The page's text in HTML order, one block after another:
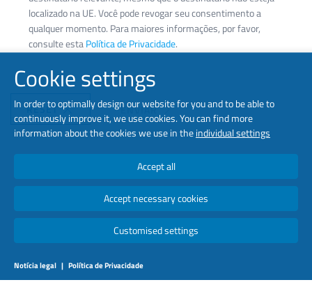
localizado na UE. Você pode revogar seu consentimento a
qualquer momento. Para maiores informações, por favor,
consulte estaPolítica de Privacidade.
RESET ENVIAR
Cookie settings
In order to optimally design our website for you and to be able to
continuously improve it, we use cookies. You can find more
information about the cookies we use in theindividual settings
Accept all
Accept necessary cookies
Notícia legal | Política de Privacidade
Customised settings